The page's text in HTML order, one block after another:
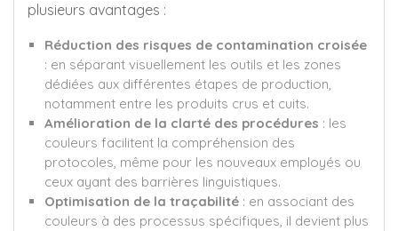
plusieurs avantages :
Réduction des risques de contamination croisée
: en séparant visuellement les outils et les zones
dédiées aux différentes étapes de production,
notamment entre les produits crus et cuits.
Amélioration de la clarté des procédures : les
couleurs facilitent la compréhension des
protocoles, même pour les nouveaux employés ou
ceux ayant des barrières linguistiques.
Optimisation de la traçabilité : en associant des
couleurs à des processus spécifiques, il devient plus